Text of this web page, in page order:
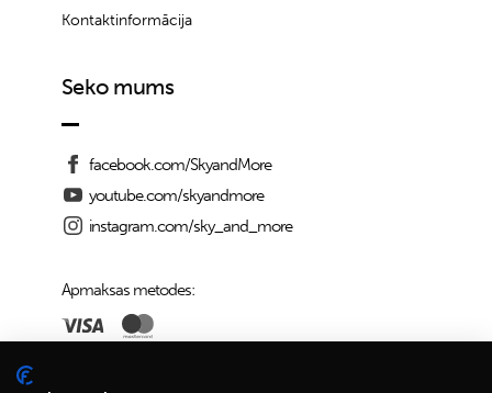
Kontaktinformācija
Seko mums
facebook.com/SkyandMore
youtube.com/skyandmore
instagram.com/sky_and_more
Apmaksas metodes: